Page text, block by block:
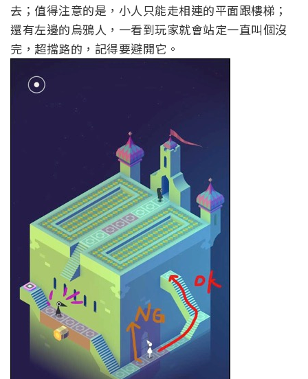
去；值得注意的是，小人只能走相連的平面跟樓梯；
還有左邊的烏鴉人，一看到玩家就會站定一直叫個沒
完，超擋路的，記得要避開它。